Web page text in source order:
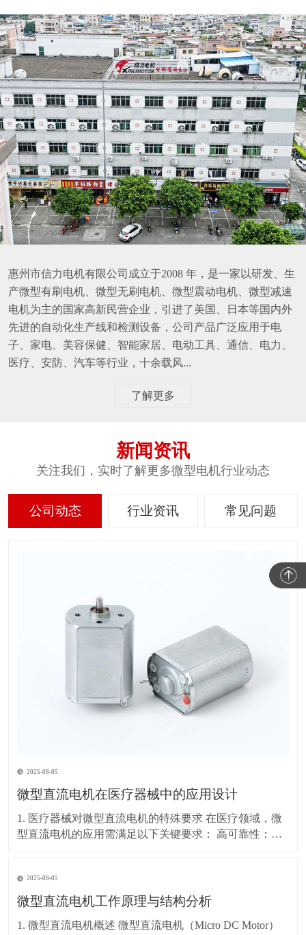
惠州市信力电机有限公司成立于2008 年，是一家以研发、生
产微型有刷电机、微型无刷电机、微型震动电机、微型减速
电机为主的国家高新民营企业，引进了美国、日本等国内外
先进的自动化生产线和检测设备，公司产品广泛应用于电
子、家电、美容保健、智能家居、电动工具、通信、电力、
医疗、安防、汽车等行业，十余载风...
了解更多
新闻资讯
关注我们，实时了解更多微型电机行业动态
公司动态 行业资讯 常见问题
2025-08-05
微型直流电机在医疗器械中的应用设计
1. 医疗器械对微型直流电机的特殊要求 在医疗领域，微
型直流电机的应用需满足以下关键要求： 高可靠性：长
置调节（如输液泵、手术机器人） 小型化：适应便携式
或植入式医疗设备（如胰岛素泵、内
2025-08-05
微型直流电机工作原理与结构分析
1. 微型直流电机概述 微型直流电机（Micro DC Motor）